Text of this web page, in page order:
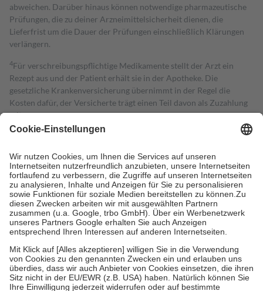
abweichen. Darüber hinaus können notwendige pharmazeutische
Prüfungen, die zu deiner Arzneimittelsicherheit dienen, die
Lieferfrist um die Dauer der Prüfungen einschließlich Klärungen
verlängern.
4Für verschreibungspflichtige Medikamente stellt der Arzt ein
Rezept aus und der Patient erhält sie in der Apotheke. Die
gesetzliche Krankenversicherung übernimmt in der Regel die
Kosten dafür, der Versicherte trägt einen Teil davon als Zuzahlung
mit.
Grundsätzlich leisten Mitglieder Zuzahlungen in Höhe von zehn
höchstens zehn Euro.
Es sind jedoch nie mehr als die tatsächlichen
Kosten der Leistung zu entrichten.
Diese Regeln gelten grundsätzlich auch für Online-Apotheken.
Bei Heilmitteln und häuslicher Krankenpflege beträgt die
Zuzahlung zehn Prozent der Kosten sowie zehn Euro je
Verordnung.
Um das Engagement der Versicherten für ihre eigene Gesundheit zu
stärken und die besondere Stellung der Familie zu unterstützen,
fallenkeine Zuzahlungenan bei:
• Kindern und Jugendlichen bis zum vollendeten 18. Lebensjahr
mit Ausnahme der Fahrkosten
• Untersuchungen zur Vorsorge und Früherkennung, die von der